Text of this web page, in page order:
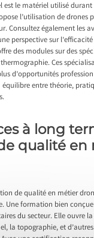
est le matériel utilisé
l’utilisation de drones
Consultez également les
perspective sur
des modules sur des
Ces
d’opportunités
entre théorie,
à long
qualité en
de qualité en métier
Une formation bien
du secteur. Elle ouvre
la topographie, et